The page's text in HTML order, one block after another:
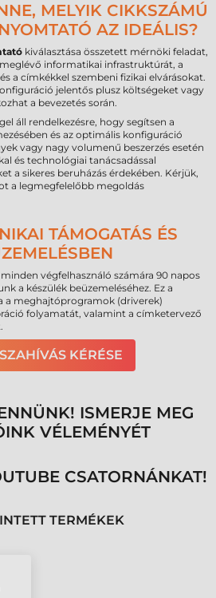
MELYIK CIKKSZÁMÚ
AZ IDEÁLIS?
kiválasztása összetett mérnöki feladat,
informatikai infrastruktúrát, a
a címkékkel szembeni fizikai elvárásokat.
jelentős plusz költségeket vagy
a bevezetés során.
áll rendelkezésre, hogy segítsen a
és az optimális konfiguráció
vagy nagy volumenű beszerzés esetén
és technológiai tanácsadással
a sikeres beruházás érdekében. Kérjük,
a legmegfelelőbb megoldás
TÁMOGATÁS ÉS
végfelhasználó számára 90 napos
a készülék beüzemeléséhez. Ez a
a meghajtóprogramok (driverek)
folyamatát, valamint a címketervező
KÉRÉSE
ISMERJE MEG
VÉLEMÉNYÉT
CSATORNÁNKAT!
TERMÉKEK